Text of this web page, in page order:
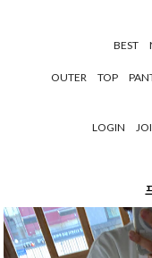
BEST
OUTER TOP
LOGIN